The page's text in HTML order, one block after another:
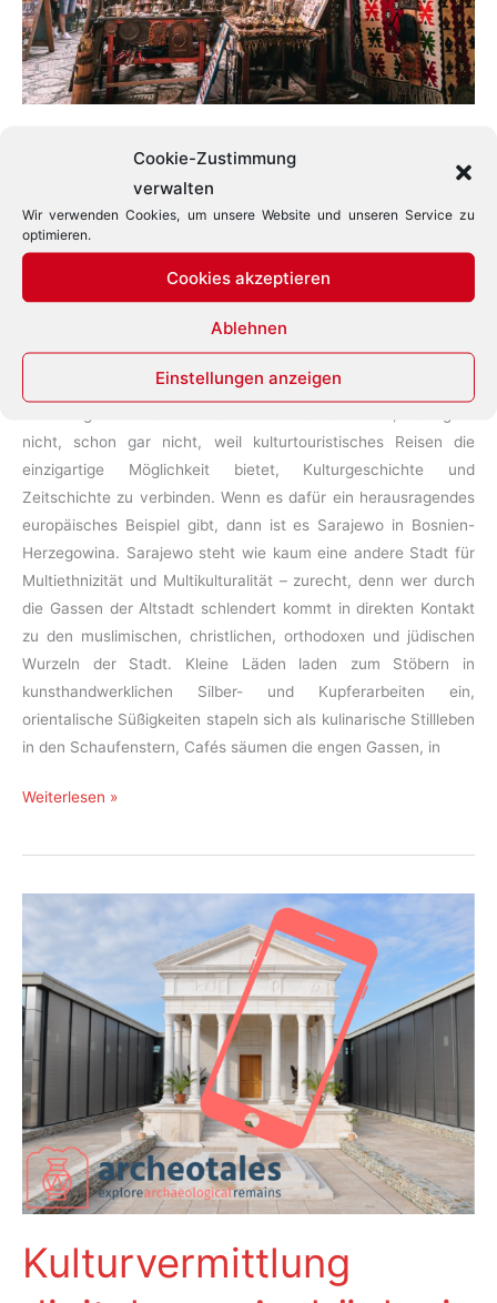
Cookie-Zustimmung
verwalten
Wir verwenden Cookies, um unsere Website und unseren Service zu
optimieren.
Cookies akzeptieren
Ablehnen
Einstellungen anzeigen
Wiederauferstandene
Stadt der verbrannten
Bücher
April 16, 2022/Archäologie,ArcheoDanube,Bibliothek,
Multiethnizität,Multikulturalität
Kann man eine Stadt wie Sarajewo besuchen, ohne sich mit
nicht, schon gar nicht, weil kulturtouristisches Reisen die
einzigartige Möglichkeit bietet, Kulturgeschichte und
Zeitschichte zu verbinden. Wenn es dafür ein herausragendes
europäisches Beispiel gibt, dann ist es Sarajewo in Bosnien-
Herzegowina. Sarajewo steht wie kaum eine andere Stadt für
Multiethnizität und Multikulturalität – zurecht, denn wer durch
die Gassen der Altstadt schlendert kommt in direkten Kontakt
zu den muslimischen, christlichen, orthodoxen und jüdischen
Wurzeln der Stadt. Kleine Läden laden zum Stöbern in
kunsthandwerklichen Silber- und Kupferarbeiten ein,
orientalische Süßigkeiten stapeln sich als kulinarische Stillleben
in den Schaufenstern, Cafés säumen die engen Gassen, in
Wiederauferstandene
der
Bücher
Weiterlesen »
Kulturvermittlung